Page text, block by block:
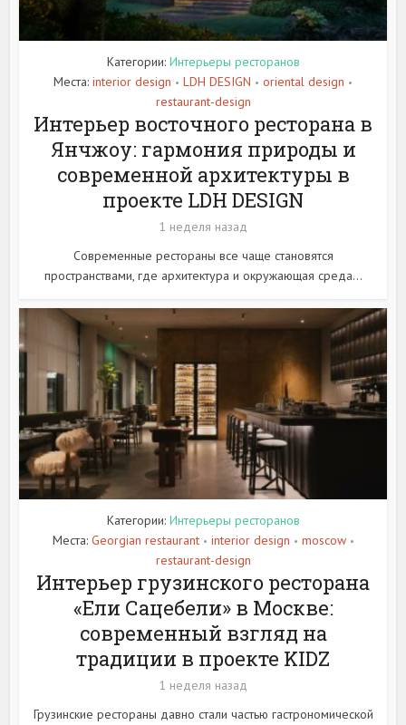
Категории: Интерьеры ресторанов
Места: interior design • LDH DESIGN • oriental design •
restaurant-design
Интерьер восточного ресторана в
Янчжоу: гармония природы и
современной архитектуры в
проекте LDH DESIGN
1 неделя назад
Современные рестораны все чаще становятся
пространствами, где архитектура и окружающая среда...
Категории: Интерьеры ресторанов
Места: Georgian restaurant • interior design • moscow •
restaurant-design
Интерьер грузинского ресторана
«Ели Сацебели» в Москве:
современный взгляд на
традиции в проекте KIDZ
1 неделя назад
Грузинские рестораны давно стали частью гастрономической